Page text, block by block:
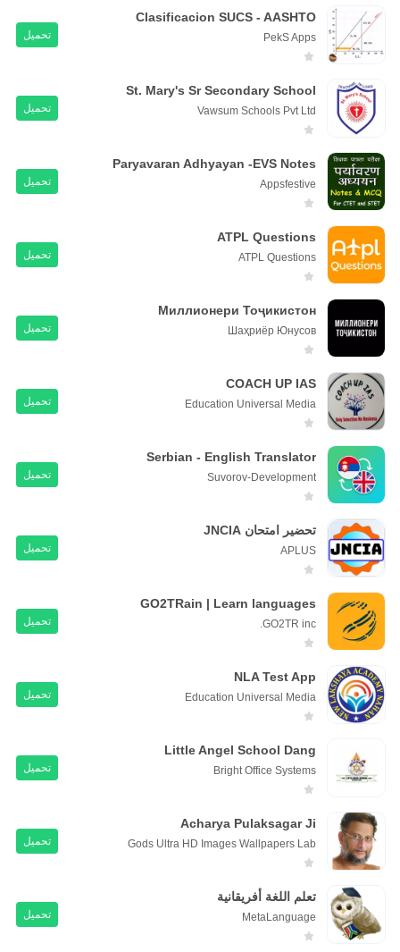
Clasificacion SUCS - AASHTO
PekS Apps تحميل
St. Mary's Sr Secondary School
Vawsum Schools Pvt Ltd تحميل
Paryavaran Adhyayan -EVS Notes
Appsfestive تحميل
ATPL Questions
ATPL Questions تحميل
Миллионери Тоҷикистон
Шаҳриёр Юнусов تحميل
COACH UP IAS
Education Universal Media تحميل
Serbian - English Translator
Suvorov-Development تحميل
تحضير امتحان JNCIA
APLUS تحميل
GO2TRain | Learn languages
GO2TR inc. تحميل
NLA Test App
Education Universal Media تحميل
Little Angel School Dang
Bright Office Systems تحميل
Acharya Pulaksagar Ji
Gods Ultra HD Images Wallpapers Lab تحميل
تعلم اللغة أفريقانية
MetaLanguage تحميل